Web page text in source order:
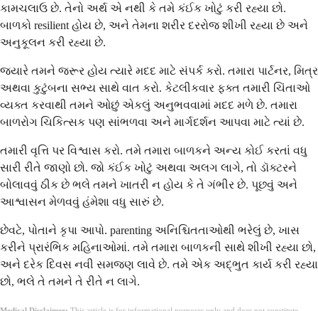
કામચલાઉ છે. તેનો અર્થ એ નથી કે તમે કંઈક ખોટું કરી રહ્યા છો.
બાળકો resilient હોય છે, અને તેમના શરીર દરરોજ શીખી રહ્યા છે અને
અનુકૂલન કરી રહ્યા છે.
જ્યારે તમને જરૂર હોય ત્યારે મદદ માટે સંપર્ક કરો. તમારા પાર્ટનર, મિત્ર
અથવા કુટુંબના સભ્ય સાથે વાત કરો. કેટલીકવાર ફક્ત તમારી ચિંતાઓ
વ્યક્ત કરવાથી તમને ઓછું એકલું અનુભવવામાં મદદ મળે છે. તમારા
બાળરોગ ચિકિત્સક પણ સાંભળવા અને માર્ગદર્શન આપવા માટે ત્યાં છે.
તમારી વૃત્તિ પર વિશ્વાસ કરો. તમે તમારા બાળકને અન્ય કોઈ કરતાં વધુ
સારી રીતે જાણો છો. જો કંઈક ખોટું અથવા અલગ લાગે, તો ડૉક્ટરને
બોલાવવું ઠીક છે ભલે તમને ખાતરી ન હોય કે તે ગંભીર છે. પૂછવું અને
આશ્વાસન મેળવવું હંમેશા વધુ સારું છે.
છેવટે, પોતાને કૃપા આપો. parenting અનિશ્ચિતતાઓથી ભરેલું છે, ખાસ
કરીને પ્રારંભિક મહિનાઓમાં. તમે તમારા બાળકની સાથે શીખી રહ્યા છો,
અને દરેક દિવસ નવી સમજણ લાવે છે. તમે એક અદ્ભુત કાર્ય કરી રહ્યા
છો, ભલે તે તમને તે રીતે ન લાગે.